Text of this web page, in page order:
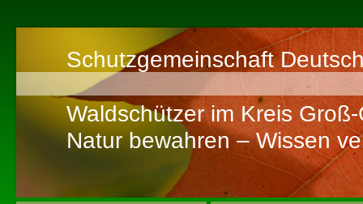
Schutzgemeinschaft
Waldschützer im Kreis
Natur bewahren – Wissen